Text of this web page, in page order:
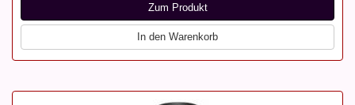
Zum Produkt
In den Warenkorb